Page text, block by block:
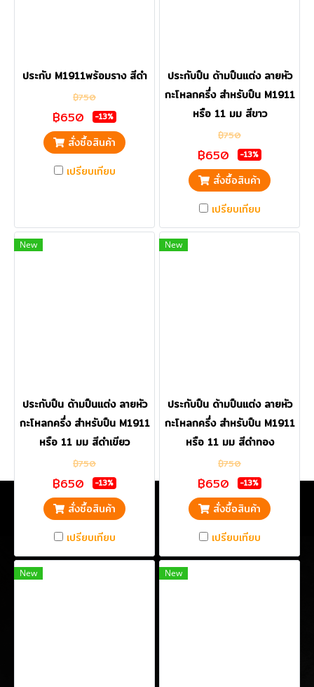
ประกับ M1911พร้อมราง สีดำ
฿750
฿650 -13%
สั่งซื้อสินค้า
เปรียบเทียบ
ประกับปืน ด้ามปืนแต่ง ลายหัว
กะโหลกครึ่ง สำหรับปืน M1911
หรือ 11 มม สีขาว
฿750
฿650 -13%
สั่งซื้อสินค้า
เปรียบเทียบ
New
ประกับปืน ด้ามปืนแต่ง ลายหัว
กะโหลกครึ่ง สำหรับปืน M1911
หรือ 11 มม สีดำเขียว
฿750
฿650 -13%
สั่งซื้อสินค้า
เปรียบเทียบ
New
ประกับปืน ด้ามปืนแต่ง ลายหัว
กะโหลกครึ่ง สำหรับปืน M1911
หรือ 11 มม สีดำทอง
฿750
฿650 -13%
สั่งซื้อสินค้า
เปรียบเทียบ
New New